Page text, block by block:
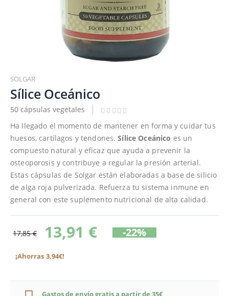
al
comienzo
de
la
galería
imágenes
SOLGAR
Sílice Oceánico
50 cápsulas vegetales
Ha llegado el momento de mantener en forma y cuidar tus
huesos, cartílagos y tendones.Sílice Oceánico es un
compuesto natural y eficaz que ayuda a prevenir la
osteoporosis y contribuye a regular la presión arterial.
Estas cápsulas de Solgar están elaboradas a base de silicio
de alga roja pulverizada. Refuerza tu sistema inmune en
general con este suplemento nutricional de alta calidad.
17,85 € 13,91 € -22%
¡Ahorras 3,94€!
Gastos de envío gratis a partir de 35€